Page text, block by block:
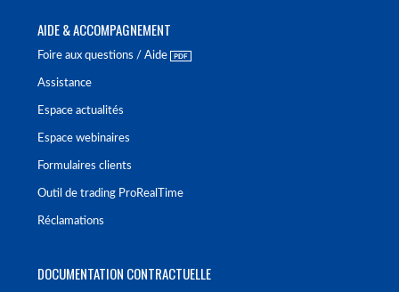
AIDE & ACCOMPAGNEMENT
Foire aux questions / Aide
Assistance
Espace actualités
Espace webinaires
Formulaires clients
Outil de trading ProRealTime
Réclamations
DOCUMENTATION CONTRACTUELLE